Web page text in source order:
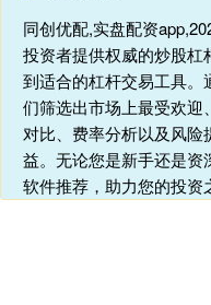
同创优配,实盘配资
投资者提供权威的炒股
到适合的杠杆交易工具
们筛选出市场上最受欢
对比、费率分析以及风
益。无论您是新手还是资
软件推荐，助力您的投资